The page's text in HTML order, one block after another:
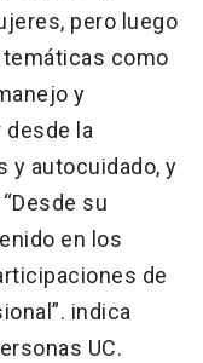
pero luego
como
y
la
y autocuidado, y
su
en los
de
indica
UC.